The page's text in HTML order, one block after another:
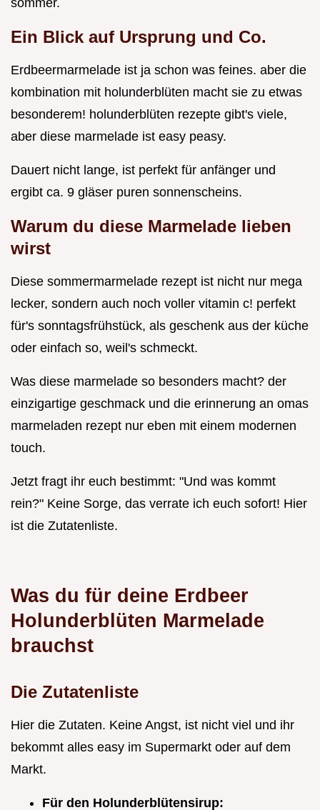
sommer.
Ein Blick auf Ursprung und Co.
Erdbeermarmelade ist ja schon was feines. aber die
kombination mit holunderblüten macht sie zu etwas
besonderem! holunderblüten rezepte gibt's viele,
aber diese marmelade ist easy peasy.
Dauert nicht lange, ist perfekt für anfänger und
ergibt ca. 9 gläser puren sonnenscheins.
Warum du diese Marmelade lieben
wirst
Diese sommermarmelade rezept ist nicht nur mega
lecker, sondern auch noch voller vitamin c! perfekt
für's sonntagsfrühstück, als geschenk aus der küche
oder einfach so, weil's schmeckt.
Was diese marmelade so besonders macht? der
einzigartige geschmack und die erinnerung an omas
marmeladen rezept nur eben mit einem modernen
touch.
Jetzt fragt ihr euch bestimmt: "Und was kommt
rein?" Keine Sorge, das verrate ich euch sofort! Hier
ist die Zutatenliste.
Was du für deine Erdbeer
Holunderblüten Marmelade
brauchst
Die Zutatenliste
Hier die Zutaten. Keine Angst, ist nicht viel und ihr
bekommt alles easy im Supermarkt oder auf dem
Markt.
Für den Holunderblütensirup: